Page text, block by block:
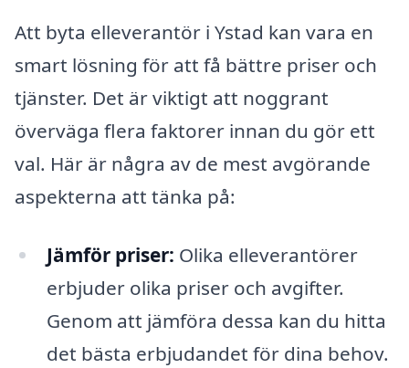
Att byta elleverantör i Ystad kan vara en
smart lösning för att få bättre priser och
tjänster. Det är viktigt att noggrant
överväga flera faktorer innan du gör ett
val. Här är några av de mest avgörande
aspekterna att tänka på:
Jämför priser: Olika elleverantörer
erbjuder olika priser och avgifter.
Genom att jämföra dessa kan du hitta
det bästa erbjudandet för dina behov.